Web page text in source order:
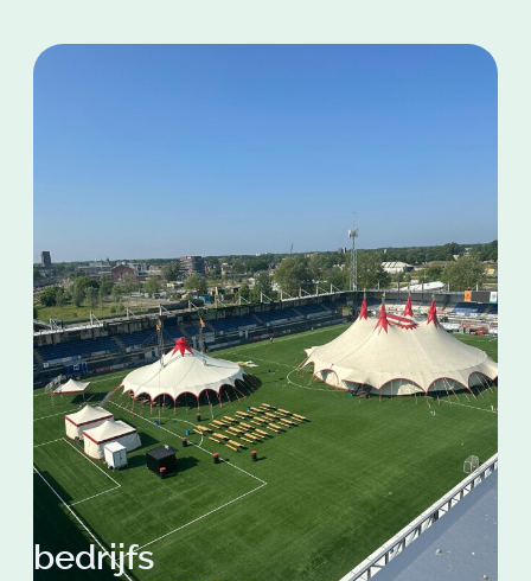
bedrijfs